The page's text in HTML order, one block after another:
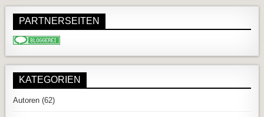
PARTNERSEITEN
KATEGORIEN
Autoren (62)